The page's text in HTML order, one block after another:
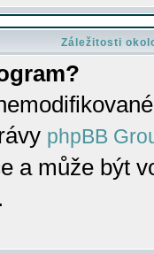
Záležitosti
phpBB
a může být
.